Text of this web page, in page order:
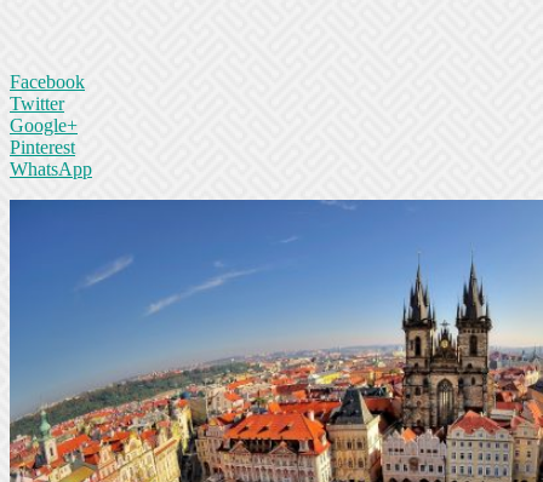
Facebook
Twitter
Google+
Pinterest
WhatsApp